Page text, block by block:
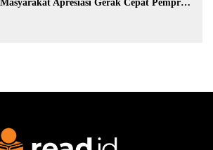
Masyarakat Apresiasi Gerak Cepat Pemprov